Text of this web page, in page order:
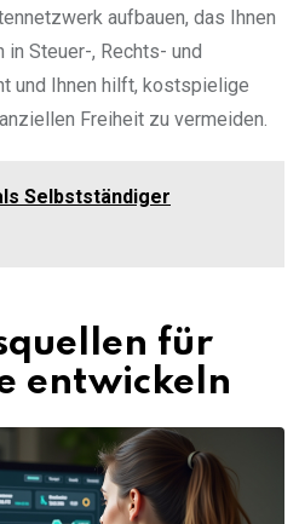
aufbauen, das Ihnen
Steuer-, Rechts- und
und Ihnen hilft, kostspielige
Freiheit zu vermeiden.
Selbstständiger
für
entwickeln